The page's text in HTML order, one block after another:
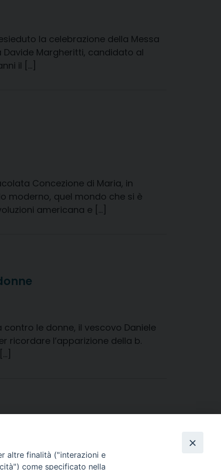
la celebrazione della Messa
Margheritti, candidato al
il […]
Concezione di Maria, in
moderno, quel mondo che si è
americana e […]
le donne, il vescovo Daniele
ricordare l’apparizione della b.
altre finalità ("interazioni e
come specificato nella